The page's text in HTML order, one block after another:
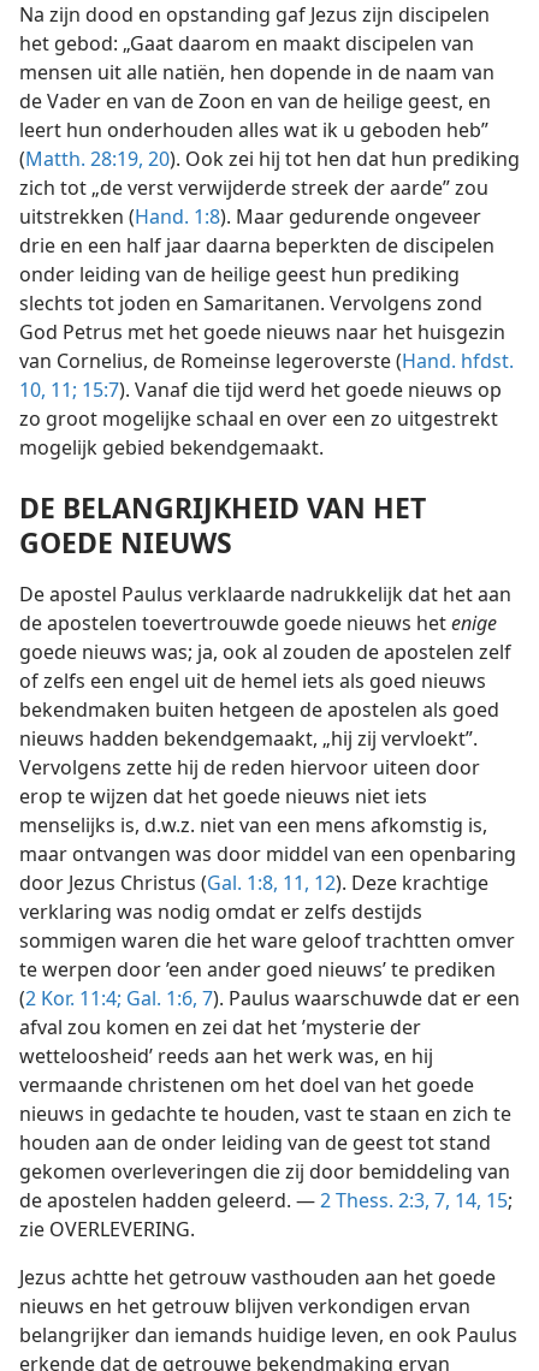
Na zijn dood en opstanding gaf Jezus zijn discipelen
het gebod: „Gaat daarom en maakt discipelen van
mensen uit alle natiën, hen dopende in de naam van
de Vader en van de Zoon en van de heilige geest, en
leert hun onderhouden alles wat ik u geboden heb”
(Matth. 28:19, 20). Ook zei hij tot hen dat hun prediking
zich tot „de verst verwijderde streek der aarde” zou
uitstrekken (Hand. 1:8). Maar gedurende ongeveer
drie en een half jaar daarna beperkten de discipelen
onder leiding van de heilige geest hun prediking
slechts tot joden en Samaritanen. Vervolgens zond
God Petrus met het goede nieuws naar het huisgezin
van Cornelius, de Romeinse legeroverste (Hand. hfdst.
10, 11; 15:7). Vanaf die tijd werd het goede nieuws op
zo groot mogelijke schaal en over een zo uitgestrekt
mogelijk gebied bekendgemaakt.
DE BELANGRIJKHEID VAN HET
GOEDE NIEUWS
De apostel Paulus verklaarde nadrukkelijk dat het aan
de apostelen toevertrouwde goede nieuws hetenige
goede nieuws was; ja, ook al zouden de apostelen zelf
of zelfs een engel uit de hemel iets als goed nieuws
bekendmaken buiten hetgeen de apostelen als goed
nieuws hadden bekendgemaakt, „hij zij vervloekt”.
Vervolgens zette hij de reden hiervoor uiteen door
erop te wijzen dat het goede nieuws niet iets
menselijks is, d.w.z. niet van een mens afkomstig is,
maar ontvangen was door middel van een openbaring
door Jezus Christus (Gal. 1:8, 11, 12). Deze krachtige
verklaring was nodig omdat er zelfs destijds
sommigen waren die het ware geloof trachtten omver
te werpen door ’een ander goed nieuws’ te prediken
(2 Kor. 11:4; Gal. 1:6, 7). Paulus waarschuwde dat er een
afval zou komen en zei dat het ’mysterie der
wetteloosheid’ reeds aan het werk was, en hij
vermaande christenen om het doel van het goede
nieuws in gedachte te houden, vast te staan en zich te
houden aan de onder leiding van de geest tot stand
gekomen overleveringen die zij door bemiddeling van
de apostelen hadden geleerd. —2 Thess. 2:3, 7, 14, 15;
zie OVERLEVERING.
Jezus achtte het getrouw vasthouden aan het goede
nieuws en het getrouw blijven verkondigen ervan
belangrijker dan iemands huidige leven, en ook Paulus
erkende dat de getrouwe bekendmaking ervan